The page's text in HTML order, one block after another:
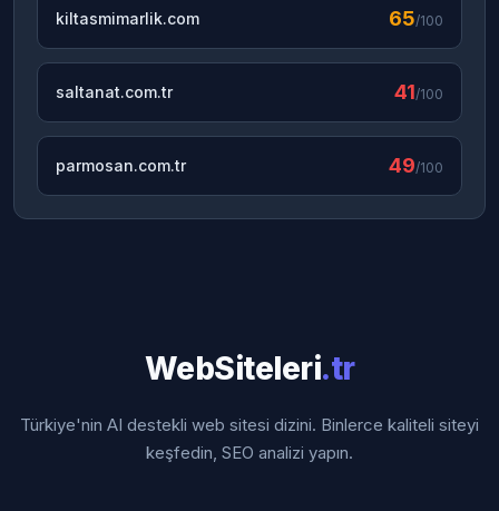
kiltasmimarlik.com 65/100
saltanat.com.tr 41/100
parmosan.com.tr 49/100
WebSiteleri.tr
Türkiye'nin AI destekli web sitesi dizini. Binlerce kaliteli siteyi
keşfedin, SEO analizi yapın.